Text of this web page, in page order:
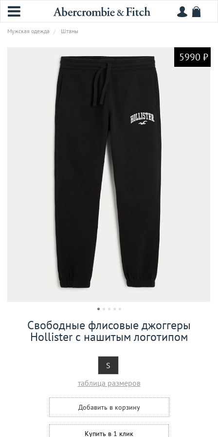
Мужская одежда Штаны
5990 ₽
Свободные флисовые джоггеры
Hollister с нашитым логотипом
S
таблица размеров
Добавить в корзину
Купить в 1 клик